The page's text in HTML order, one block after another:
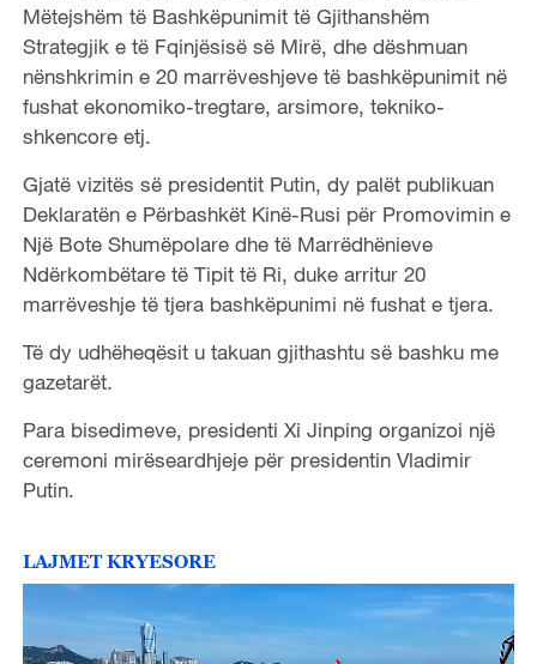
Mëtejshëm të Bashkëpunimit të Gjithanshëm
Strategjik e të Fqinjësisë së Mirë, dhe dëshmuan
nënshkrimin e 20 marrëveshjeve të bashkëpunimit në
fushat ekonomiko-tregtare, arsimore, tekniko-
shkencore etj.
Gjatë vizitës së presidentit Putin, dy palët publikuan
Deklaratën e Përbashkët Kinë-Rusi për Promovimin e
Një Bote Shumëpolare dhe të Marrëdhënieve
Ndërkombëtare të Tipit të Ri, duke arritur 20
marrëveshje të tjera bashkëpunimi në fushat e tjera.
Të dy udhëheqësit u takuan gjithashtu së bashku me
gazetarët.
Para bisedimeve, presidenti Xi Jinping organizoi një
ceremoni mirëseardhjeje për presidentin Vladimir
Putin.
LAJMET KRYESORE